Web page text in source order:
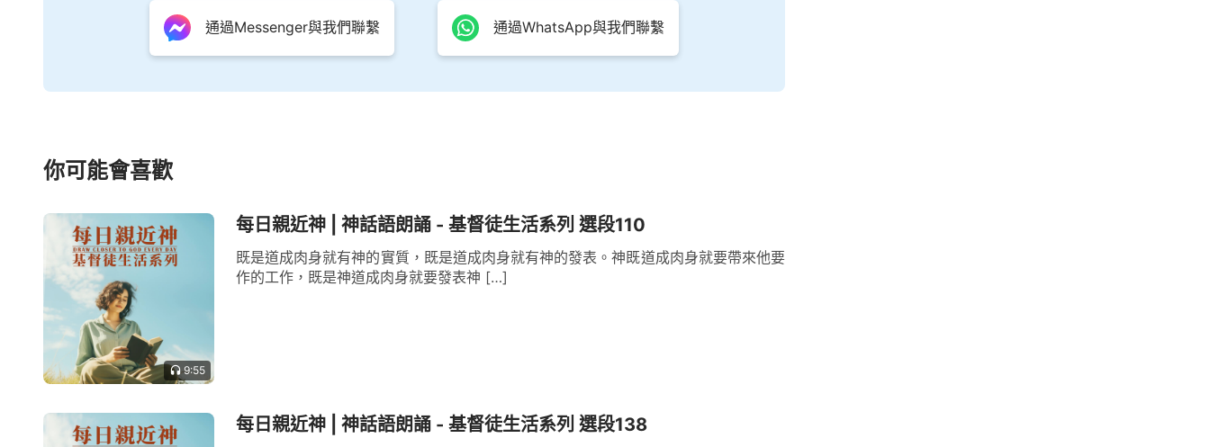
通過Messenger與我們聯繫 通過WhatsApp與我們聯繫
你可能會喜歡
9:55
每日親近神 | 神話語朗誦 - 基督徒生活系列 選段110
既是道成肉身就有神的實質，既是道成肉身就有神的發表。神既道成肉身就要帶來他要
作的工作，既是神道成肉身就要發表神 […]
每日親近神 | 神話語朗誦 - 基督徒生活系列 選段138